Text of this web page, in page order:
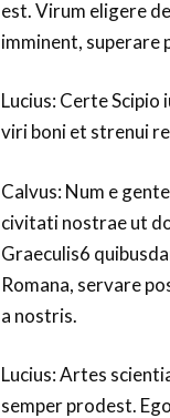
est. Virum eligere
imminent, superare
Lucius: Certe Scipio
viri boni et strenui
Calvus: Num e
civitati nostrae ut
Graeculis6
Romana, servare
a nostris.
Lucius: Artes
semper prodest.